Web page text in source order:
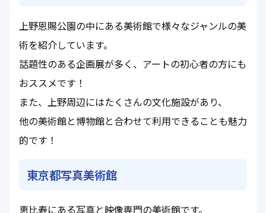
上野恩賜公園の中にある美術館で様々なジャンルの美
術を紹介しています。
話題性のある企画展が多く、アートの初心者の方にも
おススメです！
また、上野周辺にはたくさんの文化施設があり、
他の美術館と博物館と合わせて利用できることも魅力
的です！
東京都写真美術館
恵比寿にある写真と映像専門の美術館です。